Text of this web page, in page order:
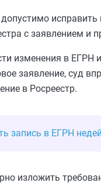
с заявлением и
изменения в
заявление, суд
в Росреестр.
запись в ЕГРН
изложить